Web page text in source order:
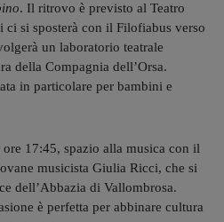
. Il ritrovo è previsto al Teatro
si sposterà con il Filofiabus verso
un laboratorio teatrale
della Compagnia dell’Orsa.
in particolare per bambini e
17:45, spazio alla musica con il
musicista Giulia Ricci, che si
dell’Abbazia di Vallombrosa.
è perfetta per abbinare cultura